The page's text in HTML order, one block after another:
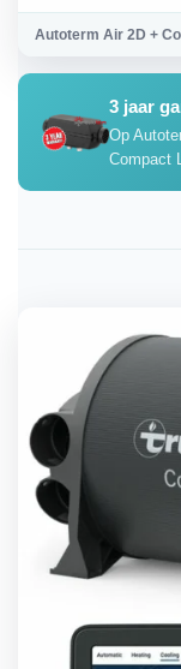
Autoterm Air 2D +
3 jaar
Op
Compact